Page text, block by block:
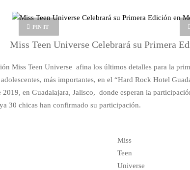
PIN IT
Miss Teen Universe Celebrará su Primera
Miss Teen Universe afina los últimos detalles para la
más importantes, en el “Hard Rock Hotel
2019, en Guadalajara, Jalisco, donde esperan la
30 chicas han confirmado su participación.
Miss
Teen
Universe